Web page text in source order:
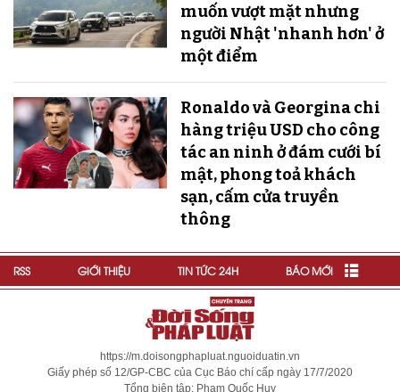
muốn vượt mặt nhưng
người Nhật 'nhanh hơn' ở
một điểm
Ronaldo và Georgina chi
hàng triệu USD cho công
tác an ninh ở đám cưới bí
mật, phong toả khách
sạn, cấm cửa truyền
thông
RSS GIỚI THIỆU TIN TỨC 24H BÁO MỚI
https://m.doisongphapluat.nguoiduatin.vn
Giấy phép số 12/GP-CBC của Cục Báo chí cấp ngày 17/7/2020
Tổng biên tập: Phạm Quốc Huy